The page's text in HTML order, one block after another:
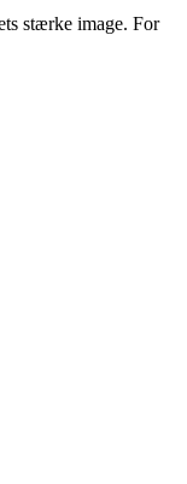
stærke image. For